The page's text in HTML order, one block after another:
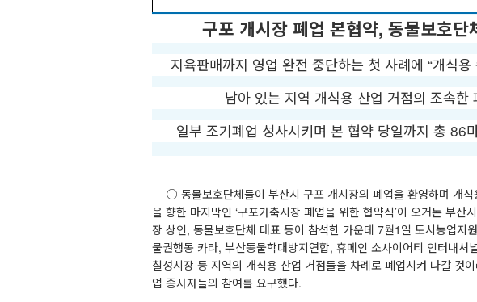
구포 개시장 폐업 본협약,동물보호단
지육판매까지 영업 완전 중단하는 첫 사례에“개식용
남아 있는 지역 개식용 산업 거점의 조속한
일부 조기폐업 성사시키며 본 협약 당일까지 총 86
○ 동물보호단체들이 부산시 구포 개시장의 폐업을 환영하며 개
을 향한 마지막인 ‘구포가축시장 폐업을 위한 협약식’이 오거돈 부산
장 상인,동물보호단체 대표 등이 참석한 가운데7월1 일 도시농업지
물권행동 카라,부산동물학대방지연합,휴메인 소사이어티 인터내셔
칠성시장 등 지역의 개식용 산업 거점들을 차례로 폐업시켜 나갈 것이
업 종사자들의 참여를 요구했다.